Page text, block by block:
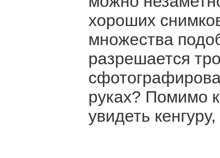
хороших
множества
разрешается
руках? Помимо
увидеть